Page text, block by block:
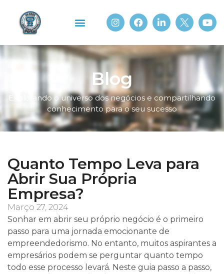
Blog
Explorando o universo dos negócios e compartilhando
conhecimento para o seu sucesso
Quanto Tempo Leva para
Abrir Sua Própria
Empresa?
Março 27, 2024
Sonhar em abrir seu próprio negócio é o primeiro
passo para uma jornada emocionante de
empreendedorismo. No entanto, muitos aspirantes a
empresários podem se perguntar quanto tempo
todo esse processo levará. Neste guia passo a passo,